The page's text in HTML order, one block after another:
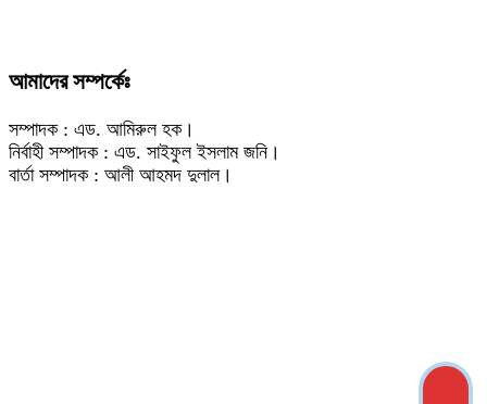
আমাদের সম্পর্কেঃ
সম্পাদক : এড. আমিরুল হক।
নির্বাহী সম্পাদক : এড. সাইফুল ইসলাম জনি।
বার্তা সম্পাদক : আলী আহমদ দুলাল।